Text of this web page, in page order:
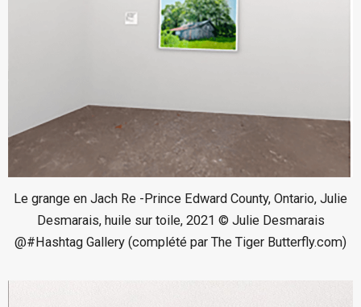
Le grange en Jach Re -Prince Edward County, Ontario, Julie
Desmarais, huile sur toile, 2021 © Julie Desmarais
@#Hashtag Gallery (complété par The Tiger Butterfly.com)